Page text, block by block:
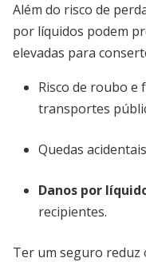
Além do risco de
por líquidos podem
elevadas para
Risco de roubo e
transportes
Quedas
Danos por
recipientes.
Ter um seguro reduz